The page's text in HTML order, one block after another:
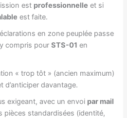
est professionnelle et si
est faite.
en zone peuplée passe
compris pourSTS-01 en
« trop tôt » (ancien maximum)
d’anticiper davantage.
exigeant, avec un envoi par mail
pièces standardisées (identité,